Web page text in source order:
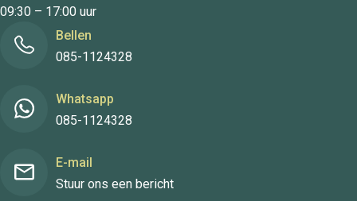
09:30 – 17:00 uur
Bellen
085-1124328
Whatsapp
085-1124328
E-mail
Stuur ons een bericht